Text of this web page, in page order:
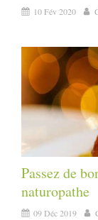
10 Fév 2020
Passez de
naturopathe
09 Déc 2019